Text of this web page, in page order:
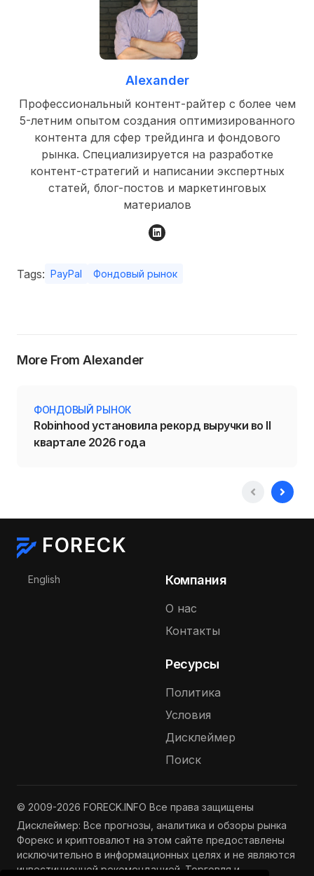
Alexander
Профессиональный контент-райтер с более чем
5-летним опытом создания оптимизированного
контента для сфер трейдинга и фондового
рынка. Специализируется на разработке
контент-стратегий и написании экспертных
статей, блог-постов и маркетинговых
материалов
Tags: PayPal Фондовый рынок
More From Alexander
ФОНДОВЫЙ РЫНОК
Robinhood установила рекорд выручки во II
квартале 2026 года
FORECK
Выберите язык
English Компания
О нас
Контакты
Ресурсы
Политика
Условия
Дисклеймер
Поиск
© 2009-2026 FORECK.INFO Все права защищены
Дисклеймер: Все прогнозы, аналитика и обзоры рынка
Форекс и криптовалют на этом сайте предоставлены
исключительно в информационных целях и не являются
инвестиционной рекомендацией. Торговля и